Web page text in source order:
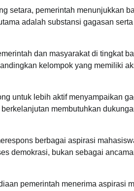
setara, pemerintah menunjukkan
adalah substansi gagasan
dan masyarakat di tingkat
kelompok yang memiliki
untuk lebih aktif menyampaikan
membutuhkan
berbagai aspirasi
demokrasi, bukan sebagai
pemerintah menerima aspirasi